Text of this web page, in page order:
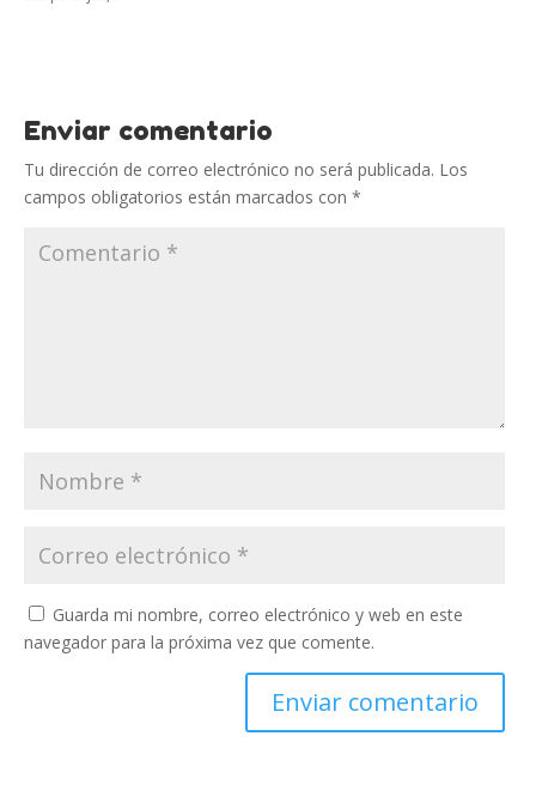
Enviar comentario
Tu dirección de correo electrónico no será publicada. Los
campos obligatorios están marcados con *
Guarda mi nombre, correo electrónico y web en este
navegador para la próxima vez que comente.